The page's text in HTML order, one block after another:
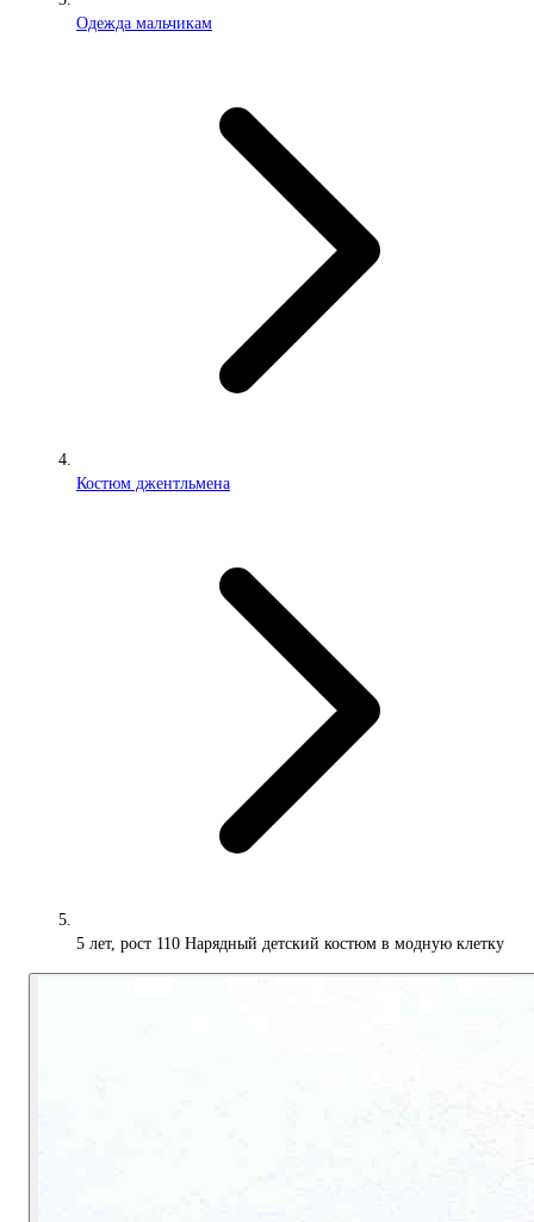
Одежда мальчикам
Костюм джентльмена
5 лет, рост 110 Нарядный детский костюм в модную клетку